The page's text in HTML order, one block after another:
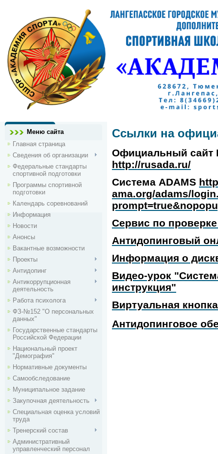
Меню сайта
Главная страница
Сведения об организации
Федеральные стандарты
спортивной подготовки
Программы спортивной
подготовки
Календарь соревнований
Информация
Новости
Анонсы
Вакантные возможности
Проекты
Антидопинг
Антикоррупционная
деятельность
Работа психолога
ФЗ-№152 "О персональных
данных"
Государственные стандарты
Российской Федерации
Национальный проект
"Демография"
Нормативные документы
Самообследование
Муниципальное задание
Закупочная деятельность
Специальная оценка условий
труда
Тренерский состав
Административный
управленческий персонал
Ссылки на
Официальный
http://rusada.ru/
Система ADAMS
ama.org/adams/
Сервис по
Антидопинговый
Информация о
Видео-урок
инструкция"
Виртуальная
Антидопинговое